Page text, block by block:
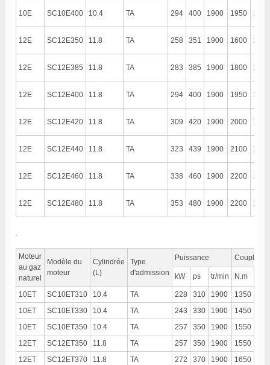
10E SC10E400 10.4 TA 294 400 1900 1950 1300
12E SC12E350 11.8 TA 258 351 1900 1600 1300
12E SC12E385 11.8 TA 283 385 1900 1800 1300
12E SC12E400 11.8 TA 294 400 1900 1950 1300
12E SC12E420 11.8 TA 309 420 1900 2000 1300
12E SC12E440 11.8 TA 323 439 1900 2100 1300
12E SC12E460 11.8 TA 338 460 1900 2200 1300
12E SC12E480 11.8 TA 353 480 1900 2200 1300
Moteur
au gaz
naturel
Modèle du
moteur
Cylindrée
(L)
Type
d'admission
Puissance Couple
kW ps tr/min N.m
10ET SC10ET310 10.4 TA 228 310 1900 1350
10ET
SC10ET330 10.4 TA 243 330 1900 1450
10ET
SC10ET350 10.4 TA 257 350 1900 1550
12ET
SC12ET350 11.8 TA 257 350 1900 1550
12ET
SC12ET370 11.8 TA 272 370 1900 1650